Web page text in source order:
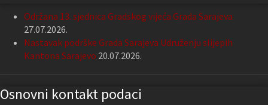
Održana 13. sjednica Gradskog vijeća Grada Sarajeva
27.07.2026.
Nastavak podrške Grada Sarajeva Udruženju slijepih
Kantona Sarajevo 20.07.2026.
Osnovni kontakt podaci